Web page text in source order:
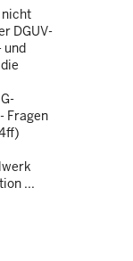
nicht
DGUV-
und
Fragen
...